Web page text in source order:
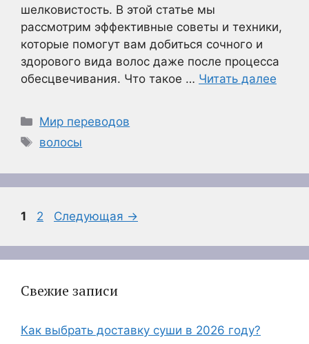
шелковистость. В этой статье мы
рассмотрим эффективные советы и техники,
которые помогут вам добиться сочного и
здорового вида волос даже после процесса
обесцвечивания. Что такое … Читать далее
Рубрики
Мир переводов
Метки
волосы
Страница
1 Страница
2 Следующая →
Свежие записи
Как выбрать доставку суши в 2026 году?